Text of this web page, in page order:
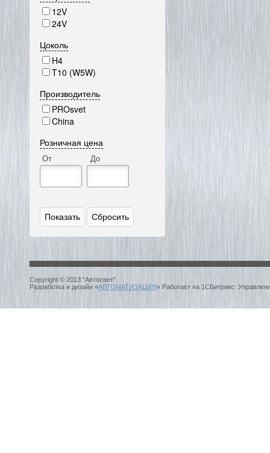
12V
24V
Цоколь
H4
T10 (W5W)
Производитель
PROsvet
China
Розничная цена
От До
Copyright © 2013 “Автосвет”.
Разработка и дизайн «АВТОМАТИЗАЦИЯ» Работает на 1СБитрикс: